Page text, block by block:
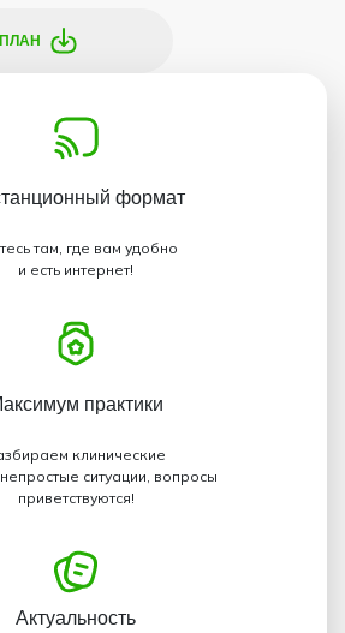
формат
там, где вам удобно
и есть интернет!
практики
клинические
ситуации, вопросы
приветствуются!
Актуальность